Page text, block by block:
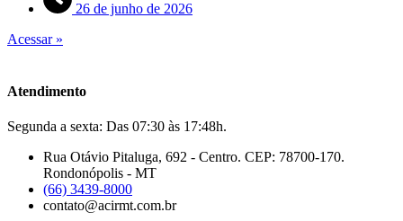
26 de junho de 2026
Acessar »
Atendimento
Segunda a sexta: Das 07:30 às 17:48h.
Rua Otávio Pitaluga, 692 - Centro. CEP: 78700-170.
Rondonópolis - MT
(66) 3439-8000
contato@acirmt.com.br